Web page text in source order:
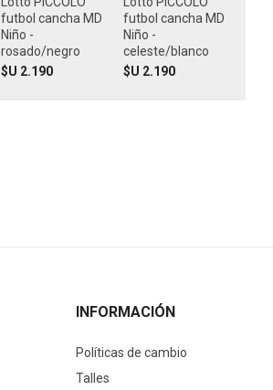
futbol cancha MD
Niño -
rosado/negro
$U 2.190
futbol cancha MD
Niño -
celeste/blanco
$U 2.190
INFORMACIÓN
Políticas de cambio
Talles